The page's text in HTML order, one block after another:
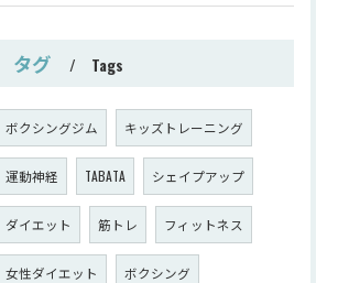
タグ Tags
ボクシングジム キッズトレーニング
運動神経 TABATA シェイプアップ
ダイエット 筋トレ フィットネス
女性ダイエット ボクシング